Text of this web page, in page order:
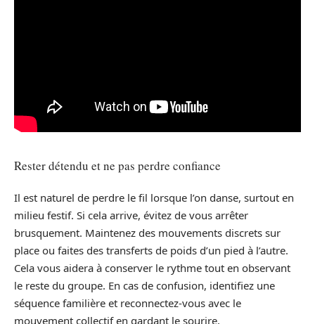
Rester détendu et ne pas perdre confiance
Il est naturel de perdre le fil lorsque l’on danse, surtout en
milieu festif. Si cela arrive, évitez de vous arrêter
brusquement. Maintenez des mouvements discrets sur
place ou faites des transferts de poids d’un pied à l’autre.
Cela vous aidera à conserver le rythme tout en observant
le reste du groupe. En cas de confusion, identifiez une
séquence familière et reconnectez-vous avec le
mouvement collectif en gardant le sourire.